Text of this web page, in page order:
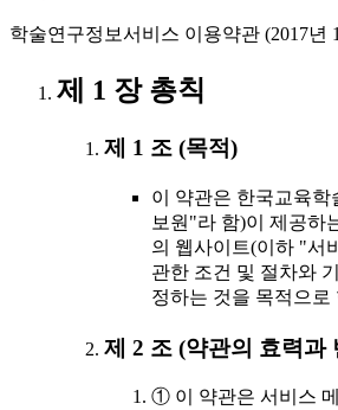
학술연구정보서비스 이용약관 (2017년
제 1 장 총칙
제 1 조 (목적)
이 약관은 한국교육
보원"라 함)이 제공하
의 웹사이트(이하 "서
관한 조건 및 절차와
정하는 것을 목적으로
제 2 조 (약관의 효력과
① 이 약관은 서비스